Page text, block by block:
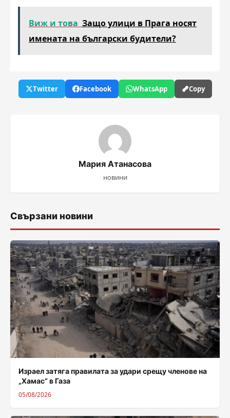
Виж и това Защо улици в Прага носят
имената на български будители?
Twitter Facebook WhatsApp Copy
Мария Атанасова
новини
Свързани новини
Израел затяга правилата за удари срещу членове на
„Хамас“ в Газа
05/08/2026